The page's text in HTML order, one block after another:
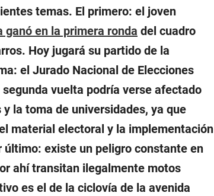
temas. El primero: el joven
ganó en la primera ronda del cuadro
Hoy jugará su partido de la
el Jurado Nacional de Elecciones
vuelta podría verse afectado
la toma de universidades, ya que
material electoral y la implementación
existe un peligro constante en
ahí transitan ilegalmente motos
es el de la ciclovía de la avenida